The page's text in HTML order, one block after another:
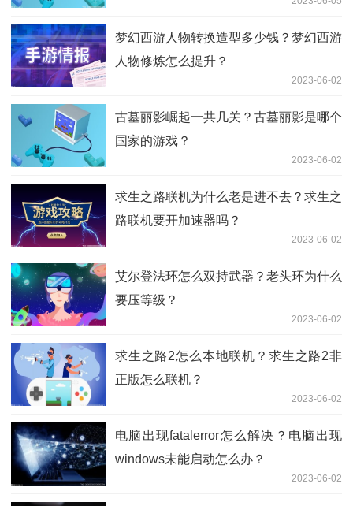
梦幻西游人物转换造型多少钱？梦幻西游
人物修炼怎么提升？
2023-06-02
古墓丽影崛起一共几关？古墓丽影是哪个
国家的游戏？
2023-06-02
求生之路联机为什么老是进不去？求生之
路联机要开加速器吗？
2023-06-02
艾尔登法环怎么双持武器？老头环为什么
要压等级？
2023-06-02
求生之路2怎么本地联机？求生之路2非
正版怎么联机？
2023-06-02
电脑出现fatalerror怎么解决？电脑出现
windows未能启动怎么办？
2023-06-02